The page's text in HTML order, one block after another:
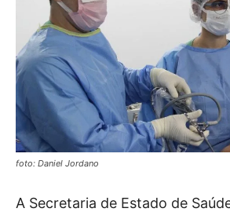
foto: Daniel Jordano
A Secretaria de Estado de